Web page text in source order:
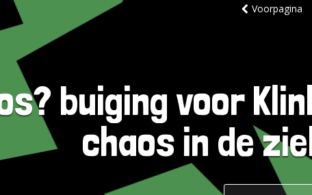
Voorpagina
buiging voor
chaos in de